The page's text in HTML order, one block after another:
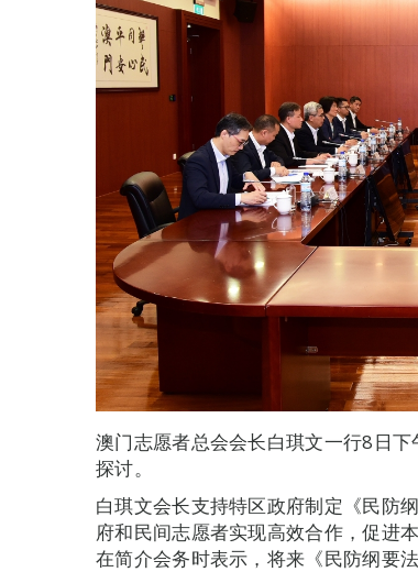
澳门志愿者总会会长白琪文一行8日
探讨。
白琪文会长支持特区政府制定《民防
府和民间志愿者实现高效合作，促进
在简介会务时表示，将来《民防纲要